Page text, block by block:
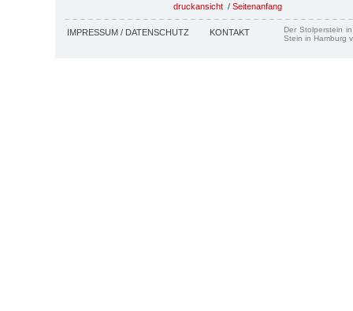
druckansicht / Seitenanfang
IMPRESSUM / DATENSCHUTZ KONTAKT
Der Stolperstein
Stein in Hamburg